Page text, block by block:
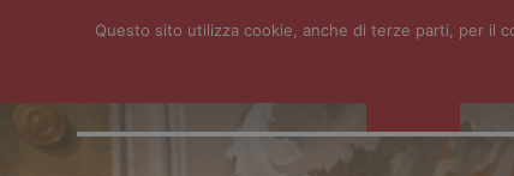
Questo sito utilizza cookie, anche di terze parti, per il